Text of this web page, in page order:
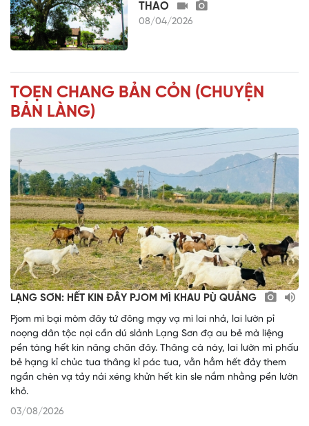
THAO
08/04/2026
TOẸN CHANG BẢN CỎN (CHUYỆN
BẢN LÀNG)
LẠNG SƠN: HẾT KIN ĐÂY PJOM MÌ KHAU PÙ QUẢNG
Pjom mì bại mòm đây tứ đông mạy vạ mì lai nhả, lai lườn pỉ
noọng dân tộc nọi cần dú slảnh Lạng Sơn đạ au bẻ mà liệng
pền tàng hết kin nâng chăn đây. Thâng cà này, lai lườn mì phấu
bẻ hạng kỉ chủc tua thâng kỉ pác tua, vằn hẳm hết đảy them
ngần chèn vạ tảy nải xéng khửn hết kin sle nắm nhằng pền lườn
khỏ.
03/08/2026